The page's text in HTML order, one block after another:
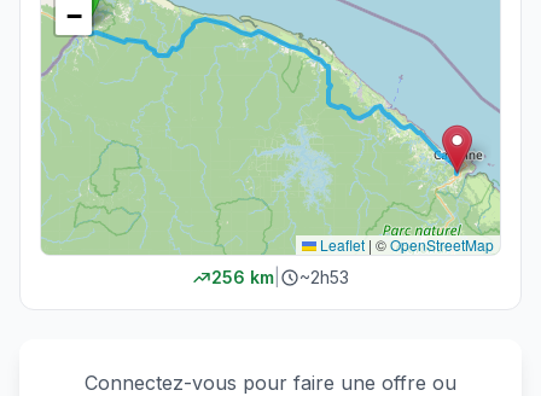
−
Leaflet | ©OpenStreetMap
256 km ~2h53
Connectez-vous pour faire une offre ou